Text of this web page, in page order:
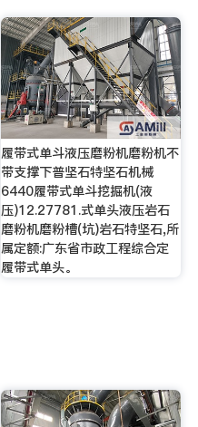
履带式单斗液压磨粉机磨粉机不
带支撑下普坚石特坚石机械
6440履带式单斗挖掘机(液
压)12.27781.式单头液压岩石
磨粉机磨粉槽(坑)岩石特坚石,所
属定额:广东省市政工程综合定
履带式单头。